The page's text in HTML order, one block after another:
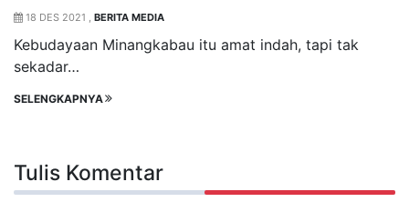
18 DES 2021 , BERITA MEDIA
Kebudayaan Minangkabau itu amat indah, tapi tak
sekadar…
SELENGKAPNYA
Tulis Komentar